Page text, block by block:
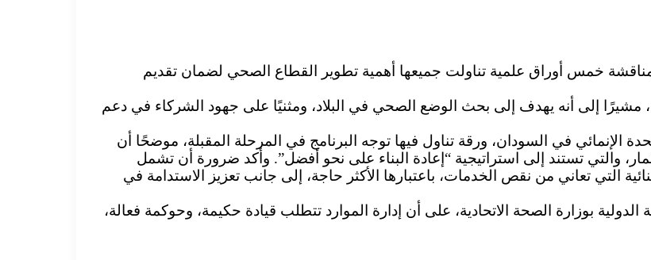
خمس أوراق علمية تناولت جميعها أهمية تطوير القطاع الصحي لضمان تقديم
مشيرًا إلى أنه يهدف إلى بحث الوضع الصحي في البلاد، ومثنيًا على جهود الشركاء في دعم
الإنمائي في السودان، ورقة تناول فيها توجه البرنامج في المرحلة المقبلة، موضحًا أن
والتي تستند إلى استراتيجية “إعادة البناء على نحو أفضل”. وأكد ضرورة أن تشمل
التي تعاني من نقص الخدمات، باعتبارها الأكثر حاجة، إلى جانب تعزيز الاستدامة في
بوزارة الصحة الاتحادية، على أن إدارة الموارد تتطلب قيادة حكيمة، وحوكمة فعالة،